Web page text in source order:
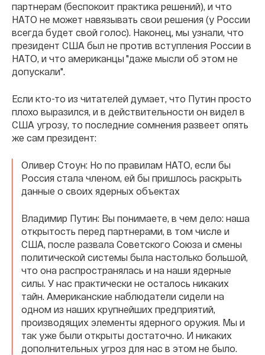
партнерам (беспокоит практика решений), и что
НАТО не может навязывать свои решения (у России
всегда будет свой голос). Наконец, мы узнали, что
президент США был не против вступления России в
НАТО, и что американцы "даже мысли об этом не
допускали".
Если кто-то из читателей думает, что Путин просто
плохо выразился, и в действительности он видел в
США угрозу, то последние сомнения развеет опять
же сам президент:
Оливер Стоун: Но по правилам НАТО, если бы
Россия стала членом, ей бы пришлось раскрыть
данные о своих ядерных объектах
Владимир Путин: Вы понимаете, в чем дело: наша
открытость перед партнерами, в том числе и
США, после развала Советского Союза и смены
политической системы была настолько большой,
что она распространялась и на наши ядерные
силы. У нас практически не осталось никаких
тайн. Американские наблюдатели сидели на
одном из наших крупнейших предприятий,
производящих элементы ядерного оружия. Мы и
так уже были открыты достаточно. И никаких
дополнительных угроз для нас в этом не было.